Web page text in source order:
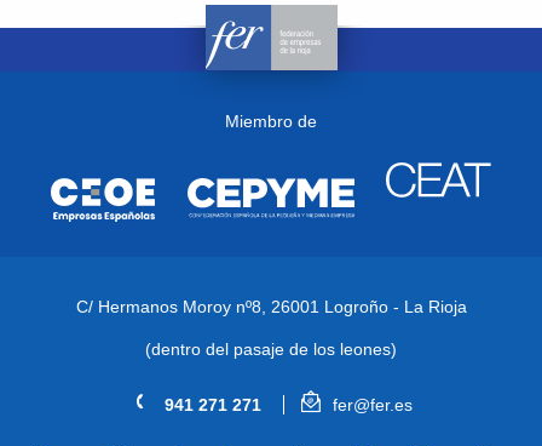
Miembro de
C/ Hermanos Moroy nº8, 26001 Logroño - La Rioja
(dentro del pasaje de los leones)
941 271 271 fer@fer.es